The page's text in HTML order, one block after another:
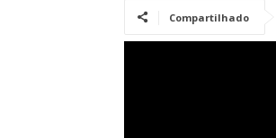
Compartilhado